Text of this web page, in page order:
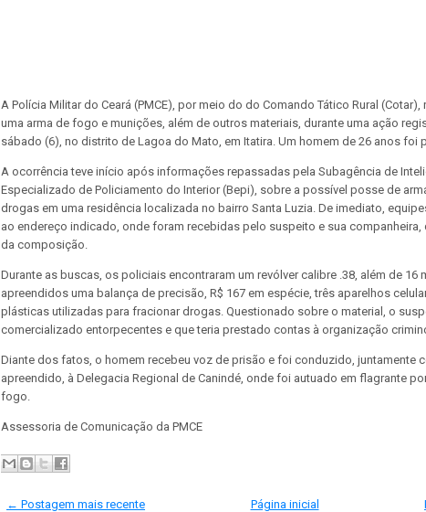
A Polícia Militar do Ceará (PMCE), por meio do do Comando Tático Rural
uma arma de fogo e munições, além de outros materiais, durante uma ação
sábado (6), no distrito de Lagoa do Mato, em Itatira. Um homem de 26 anos foi
A ocorrência teve início após informações repassadas pela Subagência de
Especializado de Policiamento do Interior (Bepi), sobre a possível posse de
drogas em uma residência localizada no bairro Santa Luzia. De imediato,
ao endereço indicado, onde foram recebidas pelo suspeito e sua companheira,
da composição.
Durante as buscas, os policiais encontraram um revólver calibre .38, além de 16
apreendidos uma balança de precisão, R$ 167 em espécie, três aparelhos
plásticas utilizadas para fracionar drogas. Questionado sobre o material, o
comercializado entorpecentes e que teria prestado contas à organização
Diante dos fatos, o homem recebeu voz de prisão e foi conduzido, juntamente
apreendido, à Delegacia Regional de Canindé, onde foi autuado em flagrante
fogo.
Assessoria de Comunicação da PMCE
← Postagem mais recente Página inicial